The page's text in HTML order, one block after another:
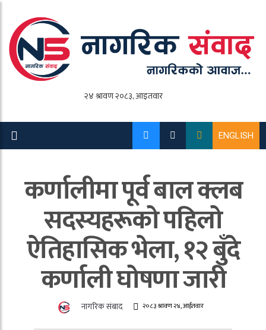
ENGLISH
कर्णालीमा पूर्व बाल क्लब
सदस्यहरूको पहिलो
ऐतिहासिक भेला, १२ बुँदे
कर्णाली घोषणा जारी
नागरिक संबाद २०८३ श्रावण २४, आईतवार